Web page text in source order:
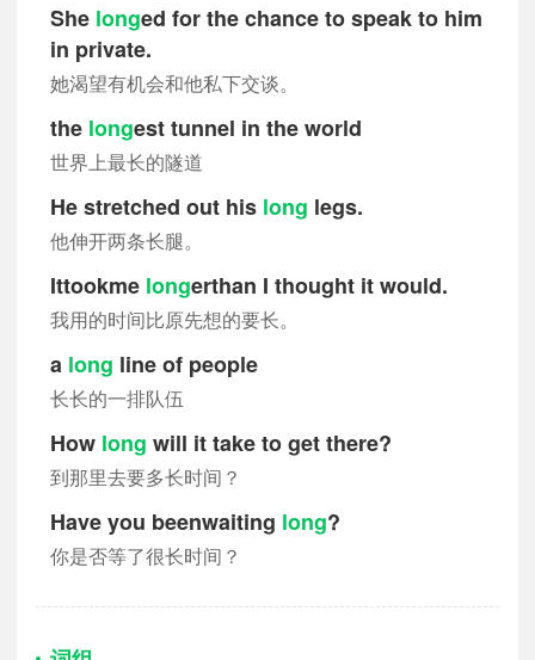
She longed for the chance to speak to him
in private.
她渴望有机会和他私下交谈。
the longest tunnel in the world
世界上最长的隧道
He stretched out his long legs.
他伸开两条长腿。
Ittookme longerthan I thought it would.
我用的时间比原先想的要长。
a long line of people
长长的一排队伍
How long will it take to get there?
到那里去要多长时间？
Have you beenwaiting long?
你是否等了很长时间？